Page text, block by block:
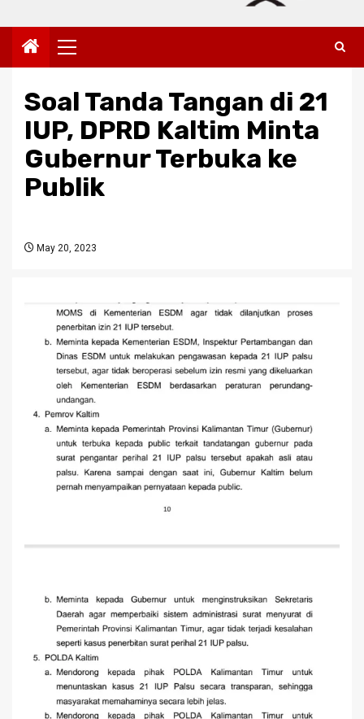
Primary
Menu
Soal Tanda Tangan di 21
IUP, DPRD Kaltim Minta
Gubernur Terbuka ke
Publik
May 20, 2023